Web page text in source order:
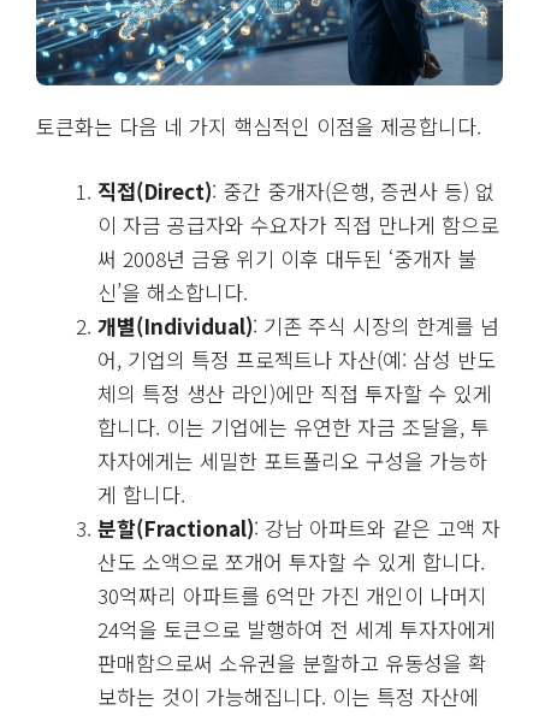
토큰화는 다음 네 가지 핵심적인 이점을 제공합니다.
직접(Direct): 중간 중개자(은행, 증권사 등) 없
이 자금 공급자와 수요자가 직접 만나게 함으로
써 2008년 금융 위기 이후 대두된 ‘중개자 불
신’을 해소합니다.
개별(Individual): 기존 주식 시장의 한계를 넘
어, 기업의 특정 프로젝트나 자산(예: 삼성 반도
체의 특정 생산 라인)에만 직접 투자할 수 있게
합니다. 이는 기업에는 유연한 자금 조달을, 투
자자에게는 세밀한 포트폴리오 구성을 가능하
게 합니다.
분할(Fractional): 강남 아파트와 같은 고액 자
산도 소액으로 쪼개어 투자할 수 있게 합니다.
30억짜리 아파트를 6억만 가진 개인이 나머지
24억을 토큰으로 발행하여 전 세계 투자자에게
판매함으로써 소유권을 분할하고 유동성을 확
보하는 것이 가능해집니다. 이는 특정 자산에